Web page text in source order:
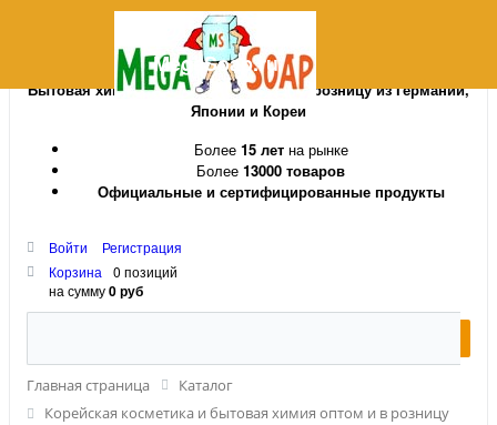
MegaSoap.ru
Бытовая химия и косметика оптом и в розницу из Германии,
Японии и Кореи
Более 15 летна рынке
Более 13000 товаров
Официальные и сертифицированные продукты
Войти
Регистрация
Корзина
0 позиций
на сумму0 руб
Главная страница
Каталог
Корейская косметика и бытовая химия оптом и в розницу